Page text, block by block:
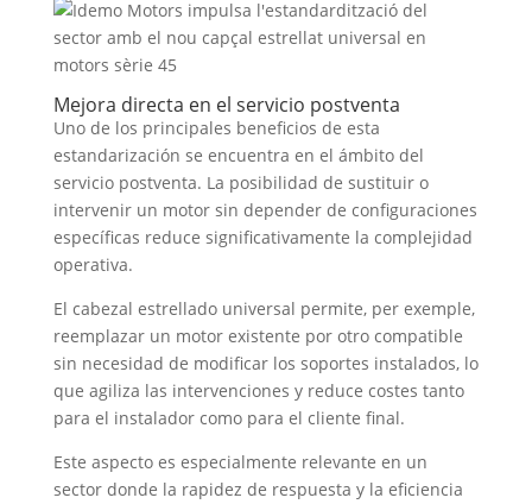
Mejora directa en el servicio postventa
Uno de los principales beneficios de esta
estandarización se encuentra en el ámbito del
servicio postventa. La posibilidad de sustituir o
intervenir un motor sin depender de configuraciones
específicas reduce significativamente la complejidad
operativa.
El cabezal estrellado universal permite, per exemple,
reemplazar un motor existente por otro compatible
sin necesidad de modificar los soportes instalados, lo
que agiliza las intervenciones y reduce costes tanto
para el instalador como para el cliente final.
Este aspecto es especialmente relevante en un
sector donde la rapidez de respuesta y la eficiencia